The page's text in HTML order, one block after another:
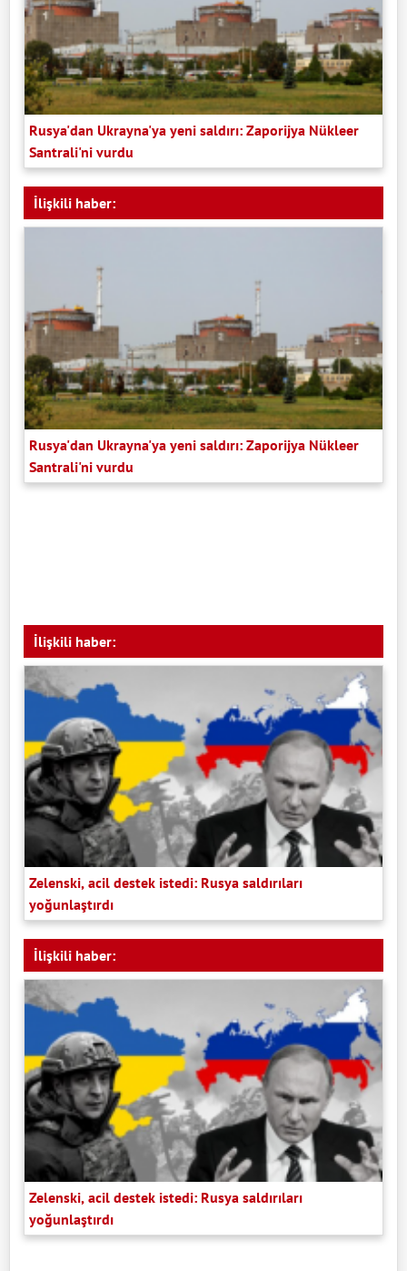
Rusya'dan Ukrayna'ya yeni saldırı: Zaporijya Nükleer
Santrali'ni vurdu
İlişkili haber:
Rusya'dan Ukrayna'ya yeni saldırı: Zaporijya Nükleer
Santrali'ni vurdu
İlişkili haber:
Zelenski, acil destek istedi: Rusya saldırıları
yoğunlaştırdı
İlişkili haber:
Zelenski, acil destek istedi: Rusya saldırıları
yoğunlaştırdı